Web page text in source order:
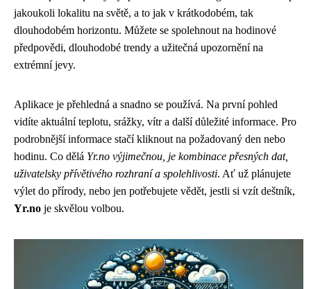
jakoukoli lokalitu na světě, a to jak v krátkodobém, tak
dlouhodobém horizontu. Můžete se spolehnout na hodinové
předpovědi, dlouhodobé trendy a užitečná upozornění na
extrémní jevy.
Aplikace je přehledná a snadno se používá. Na první pohled
vidíte aktuální teplotu, srážky, vítr a další důležité informace. Pro
podrobnější informace stačí kliknout na požadovaný den nebo
hodinu. Co dělá Yr.no výjimečnou, je kombinace přesných dat,
uživatelsky přívětivého rozhraní a spolehlivosti. Ať už plánujete
výlet do přírody, nebo jen potřebujete vědět, jestli si vzít deštník,
Yr.no je skvělou volbou.